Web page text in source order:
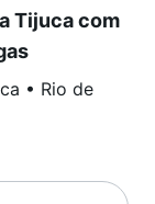
Tijuca com
• Rio de